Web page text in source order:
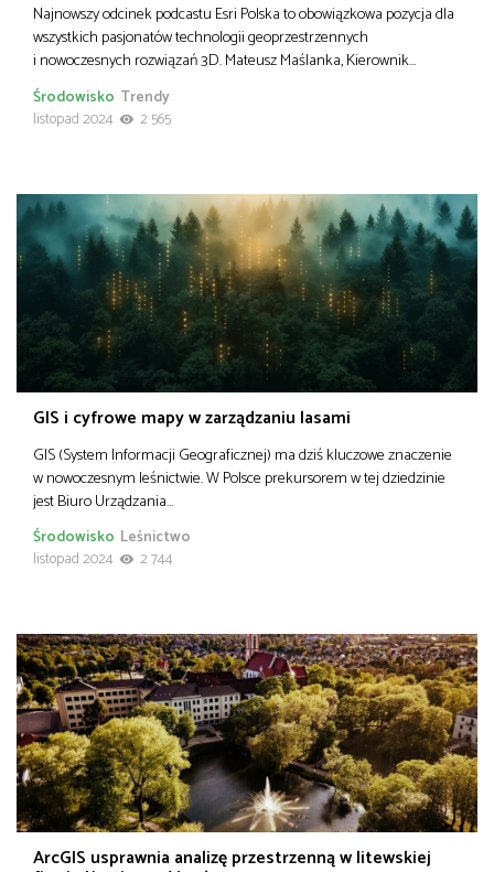
Najnowszy odcinek podcastu Esri Polska to obowiązkowa pozycja dla
wszystkich pasjonatów technologii geoprzestrzennych
i nowoczesnych rozwiązań 3D. Mateusz Maślanka, Kierownik…
Środowisko Trendy
listopad 2024
2 565
GIS i cyfrowe mapy w zarządzaniu lasami
GIS (System Informacji Geograficznej) ma dziś kluczowe znaczenie
w nowoczesnym leśnictwie. W Polsce prekursorem w tej dziedzinie
jest Biuro Urządzania…
Leśnictwo
Środowisko
listopad 2024
2 744
ArcGIS usprawnia analizę przestrzenną w litewskiej